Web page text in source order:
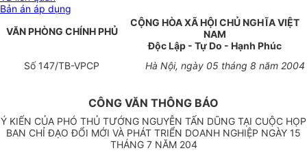
Bản án áp dụng
VĂN PHÒNG CHÍNH PHỦ
CỘNG HÒA XÃ HỘI CHỦ NGHĨA VIỆT
NAM
Độc Lập - Tự Do - Hạnh Phúc
Số 147/TB-VPCP
Hà Nội, ngày 05 tháng 8 năm 2004
CÔNG VĂN THÔNG BÁO
Ý KIẾN CỦA PHÓ THỦ TƯỚNG NGUYỄN TẤN DŨNG TẠI CUỘC HỌP
BAN CHỈ ĐẠO ĐỔI MỚI VÀ PHÁT TRIỂN DOANH NGHIỆP NGÀY 15
THÁNG 7 NĂM 204